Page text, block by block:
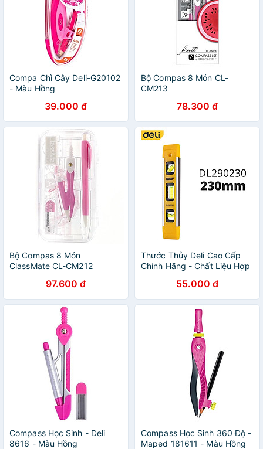
Compa Chì Cây Deli-G20102
- Màu Hồng
39.000 đ
Bộ Compas 8 Món CL-
CM213
78.300 đ
Bộ Compas 8 Món
ClassMate CL-CM212
97.600 đ
Thước Thủy Deli Cao Cấp
Chính Hãng - Chất Liệu Hợp
Xác Tuyệt Đối, Tiện Dụng
DL290230 EDL290400
55.000 đ
Compass Học Sinh - Deli
8616 - Màu Hồng
Compass Học Sinh 360 Độ -
Maped 181611 - Màu Hồng